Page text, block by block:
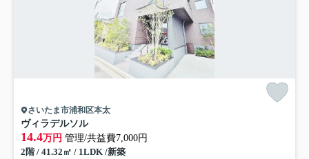
さいたま市浦和区本太
ヴィラデルソル
14.4万円 管理/共益費7,000円
2階 / 41.32㎡ / 1LDK /新築